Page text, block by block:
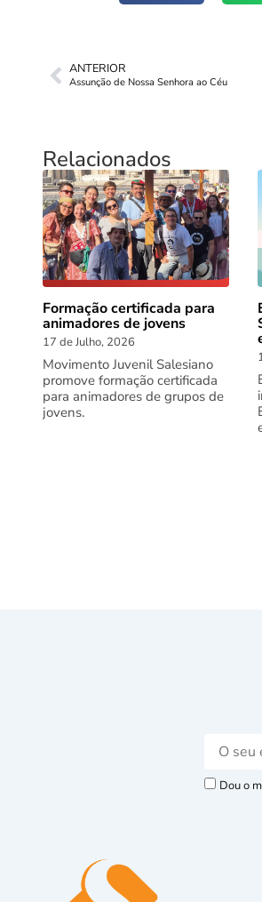
ANTERIOR
Assunção de Nossa Senhora ao Céu
Relacionados
Formação certificada para
animadores de jovens
17 de Julho, 2026
Movimento Juvenil Salesiano
promove formação certificada
para animadores de grupos de
jovens.
Dou o